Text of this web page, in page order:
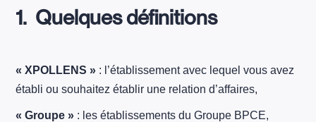
1. Quelques définitions
« XPOLLENS » : l’établissement avec lequel vous avez
établi ou souhaitez établir une relation d’affaires,
« Groupe » : les établissements du Groupe BPCE,